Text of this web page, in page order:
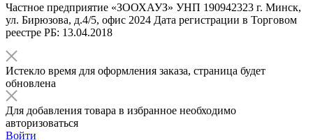
Частное предприятие «ЗООХАУЗ» УНП 190942323 г. Минск,
ул. Бирюзова, д.4/5, офис 2024 Дата регистрации в Торговом
реестре РБ: 13.04.2018
Истекло время для оформления заказа, страница будет
обновлена
Для добавления товара в избранное необходимо
авторизоваться
Войти